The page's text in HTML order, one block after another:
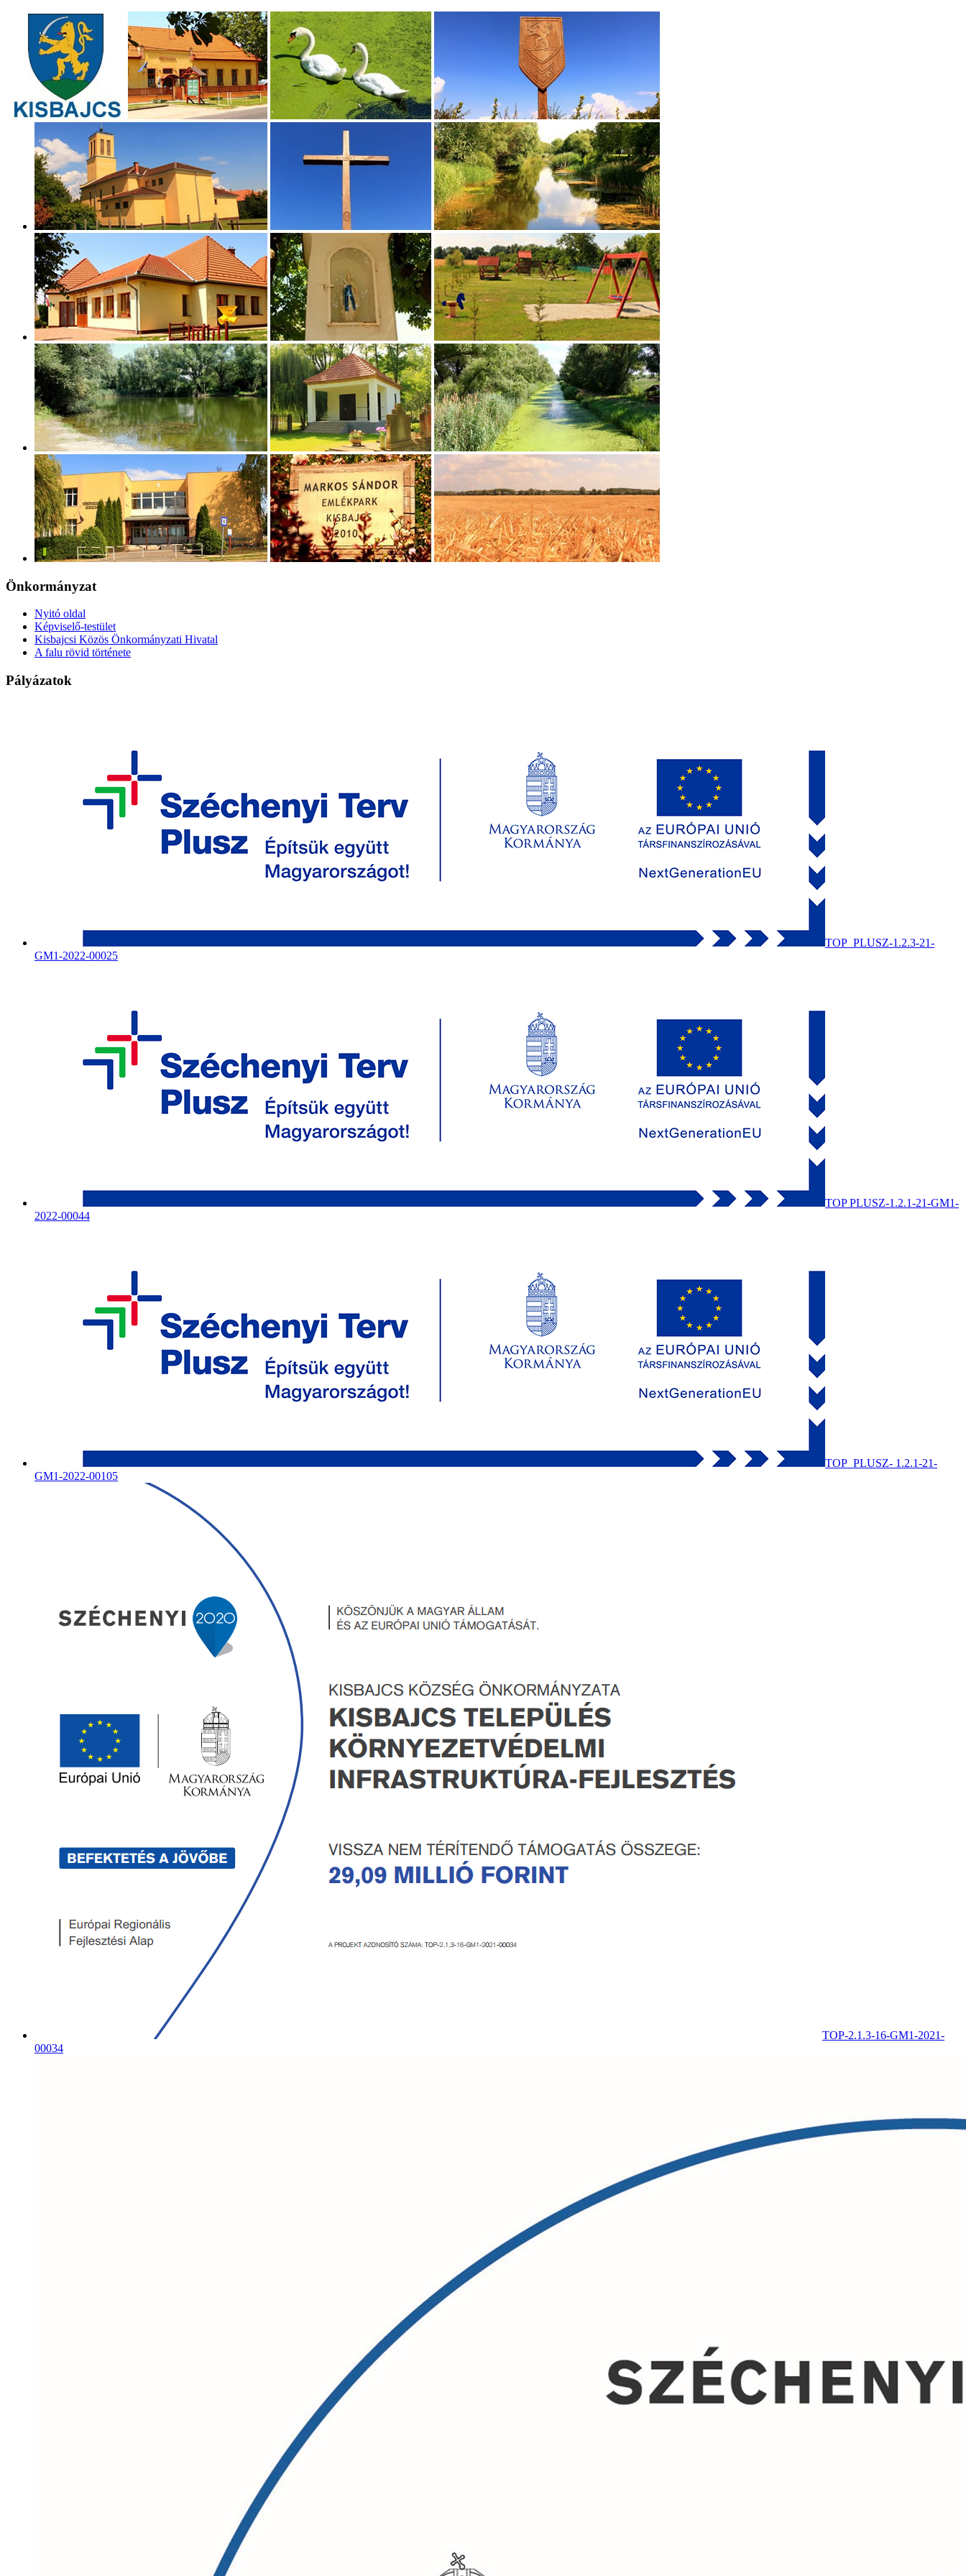
Önkormányzat
Nyitó oldal
Képviselő-testület
Kisbajcsi Közös Önkormányzati Hivatal
A falu rövid története
Pályázatok
TOP_PLUSZ-1.2.3-21-
GM1-2022-00025
TOP PLUSZ-1.2.1-21-GM1-
2022-00044
TOP_PLUSZ- 1.2.1-21-
GM1-2022-00105
TOP-2.1.3-16-GM1-2021-
00034